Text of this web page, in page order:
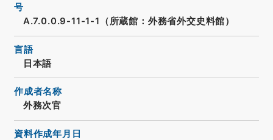
号
A.7.0.0.9-11-1-1（所蔵館：外務省外交史料館）
言語
日本語
作成者名称
外務次官
資料作成年月日